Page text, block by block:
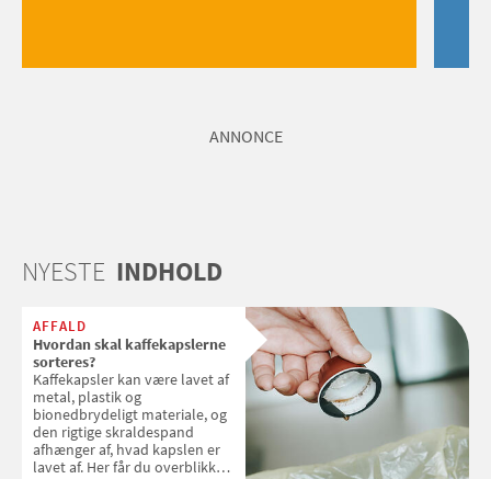
ANNONCE
NYESTE INDHOLD
AFFALD
Hvordan skal kaffekapslerne
sorteres?
Kaffekapsler kan være lavet af
metal, plastik og
bionedbrydeligt materiale, og
den rigtige skraldespand
afhænger af, hvad kapslen er
lavet af. Her får du overblikket